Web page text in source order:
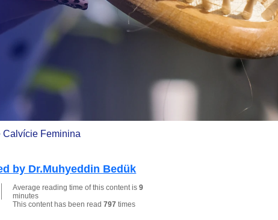
Calvície Feminina
by Dr.Muhyeddin Bedük
Average reading time of this content is 9
minutes
This content has been read 797 times